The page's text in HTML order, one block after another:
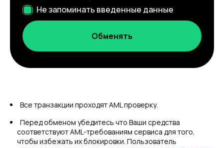
Не запоминать введенные данные
Все транзакции проходят AML проверку.
Перед обменом убедитесь что Ваши средства
соответствуют AML-требованиям сервиса для того,
чтобы избежать их блокировки. Пользователь